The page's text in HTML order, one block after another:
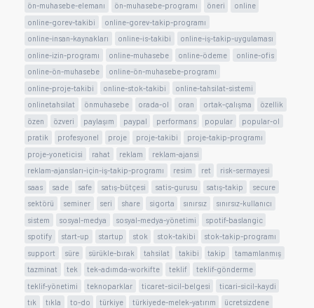
ön-muhasebe-elemanı
ön-muhasebe-programı öneri
online
online-gorev-takibi
online-gorev-takip-programı
online-insan-kaynakları
online-is-takibi
online-iş-takip-uygulaması
online-izin-programı
online-muhasebe online-ödeme
online-ofis
online-ön-muhasebe
online-ön-muhasebe-programı
online-proje-takibi
online-stok-takibi
online-tahsilat-sistemi
onlinetahsilat
önmuhasebe orada-ol oran ortak-çalışma
özellik
özen
özveri paylaşım paypal performans popular
popular-ol
pratik
profesyonel proje proje-takibi
proje-takip-programı
proje-yoneticisi
rahat reklam
reklam-ajansi
reklam-ajansları-için-iş-takip-programı
resim ret
risk-sermayesi
saas
sade safe satış-bütçesi satis-gurusu satış-takip
secure
sektörü
seminer seri share sigorta sınırsız
sınırsız-kullanıcı
sistem
sosyal-medya sosyal-medya-yönetimi
spotif-baslangic
spotify
start-up startup stok stok-takibi
stok-takip-programı
support
süre sürükle-bırak tahsilat takibi takip
tamamlanmış
tazminat
tek tek-adımda-workifte teklif
teklif-gönderme
teklif-yönetimi
teknoparklar ticaret-sicil-belgesi
ticari-sicil-kaydi
tık
tıkla to-do türkiye türkiyede-melek-yatırım
ücretsizdene